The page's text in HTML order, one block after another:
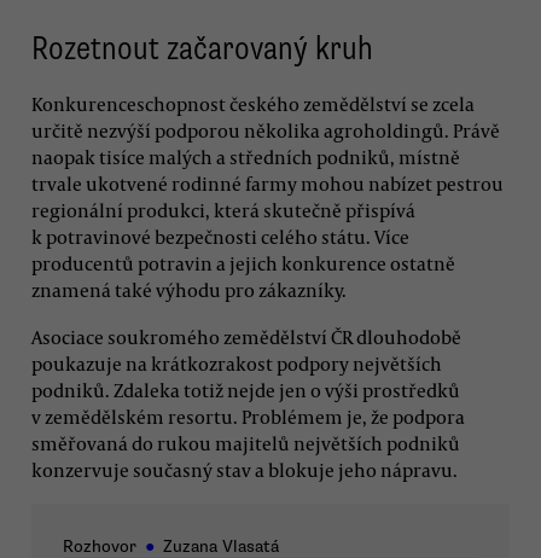
Rozetnout začarovaný kruh
Konkurenceschopnost českého zemědělství se zcela
určitě nezvýší podporou několika agroholdingů. Právě
naopak tisíce malých a středních podniků, místně
trvale ukotvené rodinné farmy mohou nabízet pestrou
regionální produkci, která skutečně přispívá
k potravinové bezpečnosti celého státu. Více
producentů potravin a jejich konkurence ostatně
znamená také výhodu pro zákazníky.
Asociace soukromého zemědělství ČR dlouhodobě
poukazuje na krátkozrakost podpory největších
podniků. Zdaleka totiž nejde jen o výši prostředků
v zemědělském resortu. Problémem je, že podpora
směřovaná do rukou majitelů největších podniků
konzervuje současný stav a blokuje jeho nápravu.
Rozhovor ● Zuzana Vlasatá